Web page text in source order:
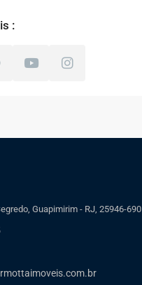
:
Guapimirim - RJ, 25946-690